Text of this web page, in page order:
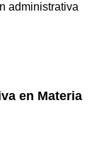
administrativa
en Materia